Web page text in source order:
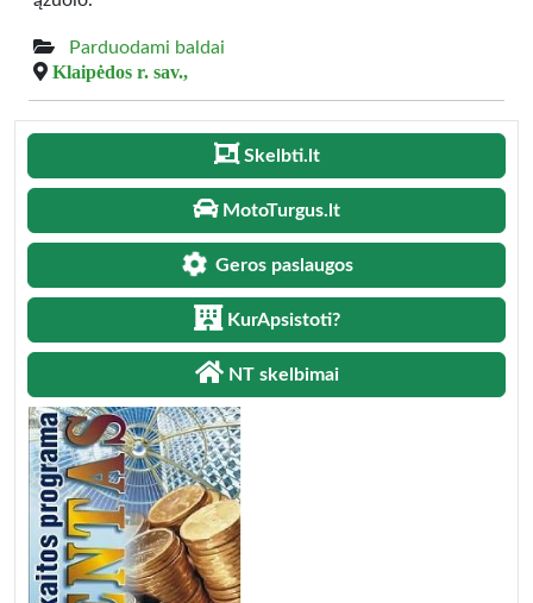
Parduodami baldai
Klaipėdos r. sav.,
Skelbti.lt
MotoTurgus.lt
Geros paslaugos
KurApsistoti?
NT skelbimai